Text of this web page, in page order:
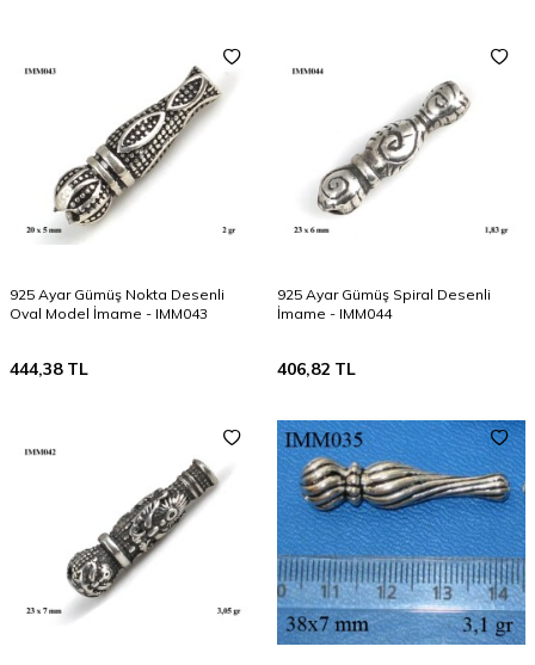
925 Ayar Gümüş Nokta Desenli
Oval Model İmame - IMM043
444,38TL
925 Ayar Gümüş Spiral Desenli
İmame - IMM044
406,82 TL